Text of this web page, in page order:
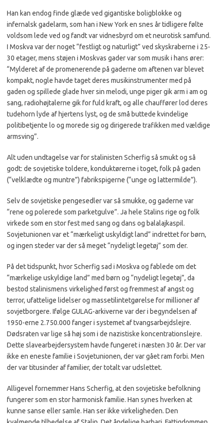
Han kan endog finde glæde ved gigantiske boligblokke og
infernalsk gadelarm, som han i New York en snes år tidligere følte
voldsom lede ved og fandt var vidnesbyrd om et neurotisk samfund.
I Moskva var der noget “festligt og naturligt” ved skyskraberne i 25-
30 etager, mens støjen i Moskvas gader var som musik i hans ører:
“Mylderet af de promenerende på gaderne om aftenen var blevet
kompakt, nogle havde taget deres musikinstrumenter med på
gaden og spillede glade hver sin melodi, unge piger gik arm i am og
sang, radiohøjtalerne gik for fuld kraft, og alle chauffører lod deres
tudehorn lyde af hjertens lyst, og de små buttede kvindelige
politibetjente lo og morede sig og dirigerede trafikken med vældige
armsving”.
Alt uden undtagelse var for stalinisten Scherfig så smukt og så
godt: de sovjetiske toldere, konduktørerne i toget, folk på gaden
(“velklædte og muntre”) fabrikspigerne (“unge og lattermilde”).
Selv de sovjetiske pengesedler var så smukke, og gaderne var
“rene og polerede som parketgulve”. Ja hele Stalins rige og folk
virkede som en stor fest med sang og dans og balalajkaspil.
Sovjetunionen var et “mærkeligt uskyldigt land” indrettet for børn,
og ingen steder var der så meget “nydeligt legetøj” som der.
På det tidspunkt, hvor Scherfig sad i Moskva og fablede om det
“mærkelige uskyldige land” med børn og “nydeligt legetøj”, da
bestod stalinismens virkelighed først og fremmest af angst og
terror, ufattelige lidelser og massetilintetgørelse for millioner af
sovjetborgere. Ifølge GULAG-arkiverne var der i begyndelsen af
1950-erne 2.750.000 fanger i systemet af tvangsarbejdslejre.
Dødsraten var lige så høj som i de nazistiske koncentrationslejre.
Dette slavearbejdersystem havde fungeret i næsten 30 år. Der var
ikke en eneste familie i Sovjetunionen, der var gået ram forbi. Men
der var titusinder af familier, der totalt var udslettet.
Alligevel fornemmer Hans Scherfig, at den sovjetiske befolkning
fungerer som en stor harmonisk familie. Han synes hverken at
kunne sanse eller samle. Han ser ikke virkeligheden. Den